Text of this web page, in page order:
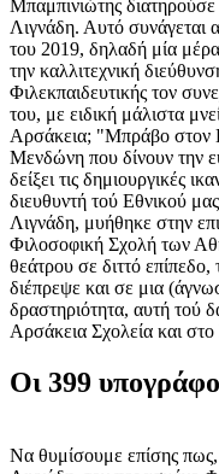
Μπαμπινιώτης
Λιγνάδη. Αυτό συνάγεται
του 2019, δηλαδή μία
την καλλιτεχνική
Φιλεκπαιδευτικής τον
του, με ειδική μάλιστα
Αρσάκεια; "Μπράβο στον
Μενδώνη που δίνουν την
δείξει τις δημιουργικές
διευθυντή τού Εθνικού
Λιγνάδη, μυήθηκε στην
Φιλοσοφική Σχολή των
θεάτρου σε διττό
διέπρεψε και σε μια
δραστηριότητα, αυτή τού
Αρσάκεια Σχολεία και
Οι 399
Να θυμίσουμε επίσης πως,